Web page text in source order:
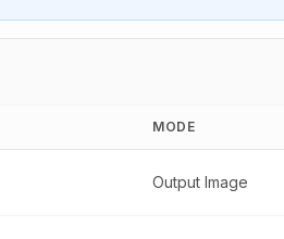
MODE
Output Image